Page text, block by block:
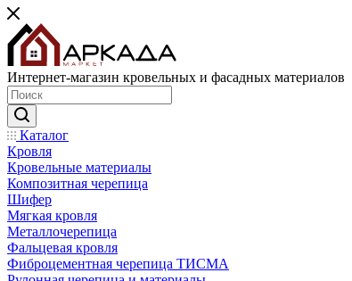
Интернет-магазин кровельных и фасадных материалов
Каталог
Кровля
Кровельные материалы
Композитная черепица
Шифер
Мягкая кровля
Металлочерепица
Фальцевая кровля
Фиброцементная черепица ТИСМА